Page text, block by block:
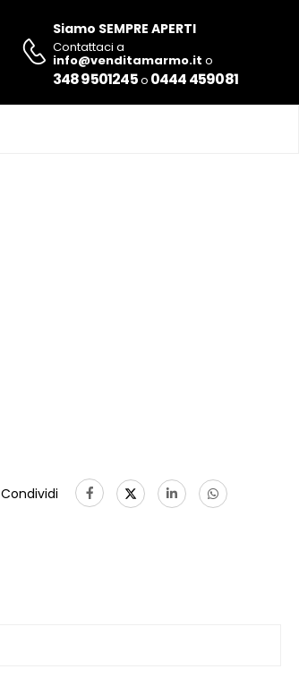
Siamo SEMPRE APERTI
Contattaci a
info@venditamarmo.it o
348 9501245o 0444 459081
Condividi